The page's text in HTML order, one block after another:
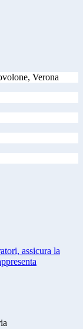
Verona
assicura la